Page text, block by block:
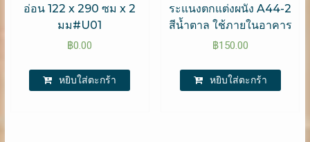
อ่อน 122 x 290 ซม x 2
มม#U01
฿0.00
หยิบใส่ตะกร้า
ระแนงตกแต่งผนัง A44-2
สีน้ำตาล ใช้ภายในอาคาร
฿150.00
หยิบใส่ตะกร้า